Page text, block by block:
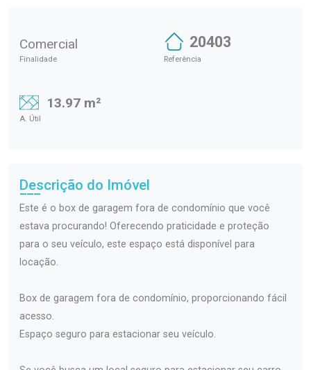
Comercial
Finalidade
20403
Referência
13.97 m²
A. Útil
Descrição do Imóvel
Este é o box de garagem fora de condomínio que você
estava procurando! Oferecendo praticidade e proteção
para o seu veículo, este espaço está disponível para
locação.
Box de garagem fora de condomínio, proporcionando fácil
acesso.
Espaço seguro para estacionar seu veículo.